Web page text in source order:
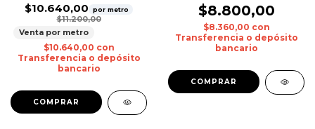
$10.640,00 por metro
$11.200,00
Venta por metro
$10.640,00 con
Transferencia o depósito
bancario
$8.800,00
$8.360,00 con
Transferencia o depósito
bancario